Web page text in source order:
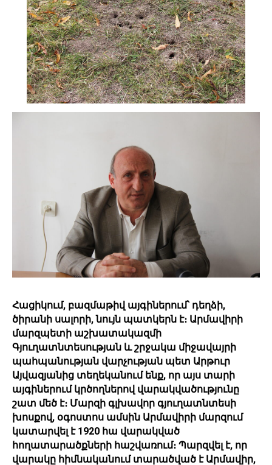
Հացիկում, բազմաթիվ այգիներում՝ դեղձի,
ծիրանի սալորի, նույն պատկերն է։ Արմավիրի
մարզպետի աշխատակազմի
Գյուղատնտեսության և շրջակա միջավայրի
պահպանության վարչության պետ Արթուր
Այվազյանից տեղեկանում ենք, որ այս տարի
այգիներում կրծողներով վարակվածությունը
շատ մեծ է։ Մարզի գլխավոր գյուղատնտեսի
խոսքով, օգոստոս ամսին Արմավիրի մարզում
կատարվել է 1920 հա վարակված
հողատարածքների հաշվառում։ Պարզվել է, որ
վարակը հիմնականում տարածված է Արմավիր,